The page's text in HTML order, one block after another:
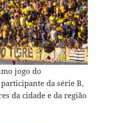
jogo do
da série B,
da cidade e da região